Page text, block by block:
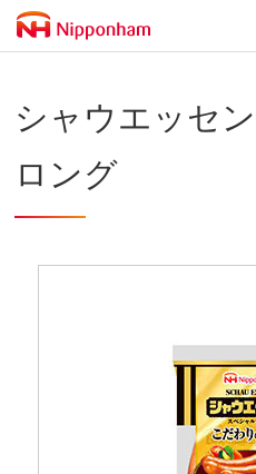
シャウエッセ
ロング